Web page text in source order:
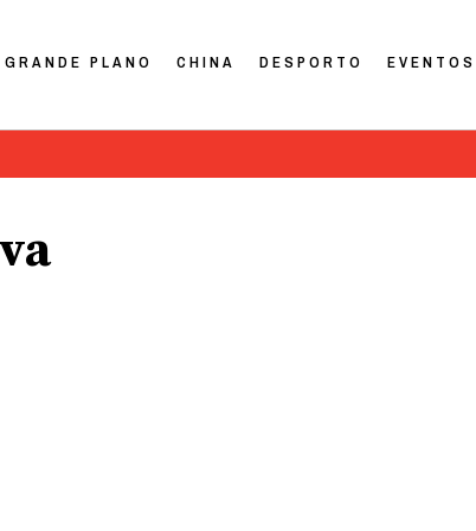
GRANDE PLANO CHINA DESPORTO EVENTOS